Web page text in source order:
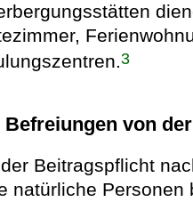
3
Befreiungen von
Beitragspflicht
natürliche Personen